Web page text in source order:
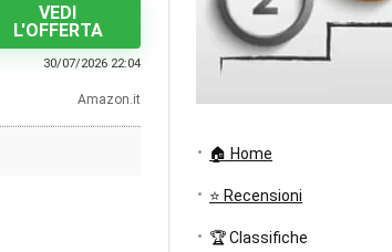
VEDI
L'OFFERTA
30/07/2026 22:04
Amazon.it
🏠 Home
⭐ Recensioni
🏆 Classifiche